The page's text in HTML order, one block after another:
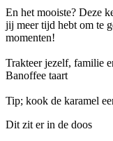
En het mooiste? Deze
jij meer tijd hebt om te
momenten!
Trakteer jezelf, familie
Banoffee taart
Tip; kook de karamel
Dit zit er in de doos